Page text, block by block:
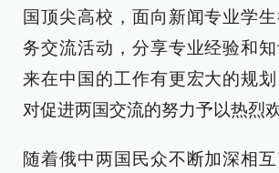
国顶尖高校，面向新闻专业学
务交流活动，分享专业经验和
来在中国的工作有更宏大的规
对促进两国交流的努力予以热烈欢
随着俄中两国民众不断加深相